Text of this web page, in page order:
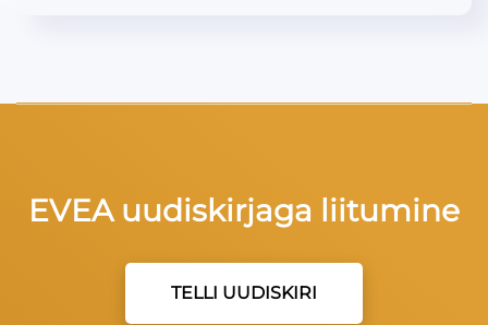
EVEA uudiskirjaga liitumine
TELLI UUDISKIRI